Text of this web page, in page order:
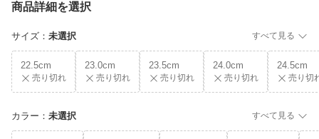
商品詳細を選択
サイズ ： 未選択 すべて見る
22.5cm
売り切れ
23.0cm
売り切れ
23.5cm
売り切れ
24.0cm
売り切れ
24.5cm
売り切
カラー ： 未選択 すべて見る